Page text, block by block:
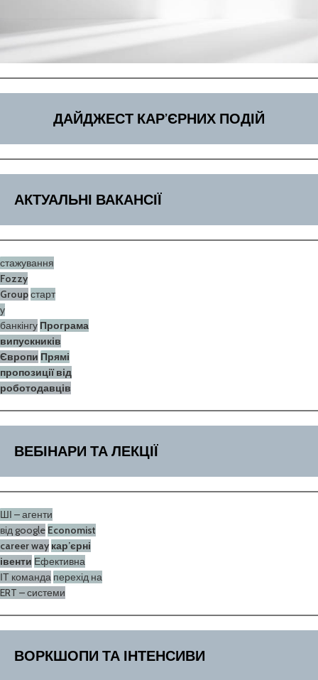
ДАЙДЖЕСТ КАР’ЄРНИХ ПОДІЙ
АКТУАЛЬНІ ВАКАНСІЇ
стажування
Fozzy
Groupстарт
у
банкінгу Програма
випускників
Європи Прямі
пропозиції від
роботодавців
ВЕБІНАРИ ТА ЛЕКЦІЇ
ШІ – агенти
від google Economist
career way кар’єрні
івенти Ефективна
ІТ команда перехід на
ERT – системи
ВОРКШОПИ ТА ІНТЕНСИВИ